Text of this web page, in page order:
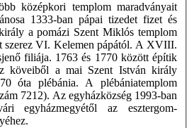
középkori templom maradványait
1333-ban pápai tizedet fizet és
a pomázi Szent Miklós templom
szerez VI. Kelemen pápától. A XVIII.
filiája. 1763 és 1770 között építik
köveiből a mai Szent István király
óta plébánia. A plébániatemplom
7212). Az egyházközség 1993-ban
egyházmegyétől az esztergom-